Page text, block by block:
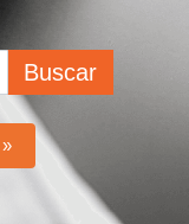
Buscar